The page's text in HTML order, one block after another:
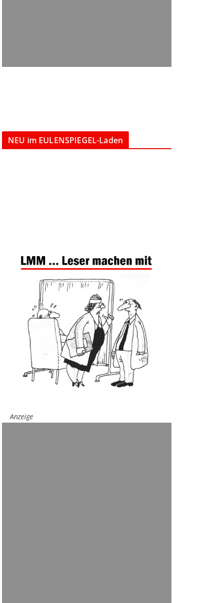
NEU im EULENSPIEGEL-Laden
Anzeige